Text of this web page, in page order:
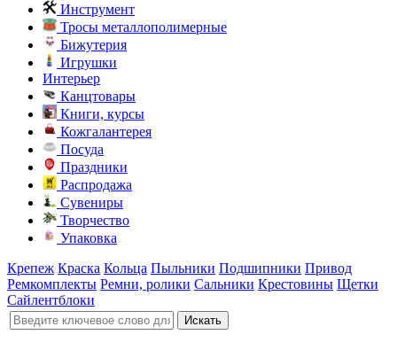
Инструмент
Тросы металлополимерные
Бижутерия
Игрушки
Интерьер
Канцтовары
Книги, курсы
Кожгалантерея
Посуда
Праздники
Распродажа
Сувениры
Творчество
Упаковка
Крепеж Краска Кольца Пыльники Подшипники Привод
Ремкомплекты Ремни, ролики Сальники Крестовины Щетки
Сайлентблоки